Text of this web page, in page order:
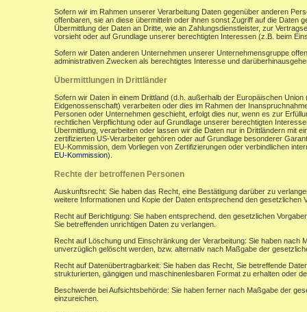
Sofern wir im Rahmen unserer Verarbeitung Daten gegenüber anderen
offenbaren, sie an diese übermitteln oder ihnen sonst Zugriff auf die Daten
Übermittlung der Daten an Dritte, wie an Zahlungsdienstleister, zur
vorsieht oder auf Grundlage unserer berechtigten Interessen (z.B. beim
Sofern wir Daten anderen Unternehmen unserer Unternehmensgruppe
administrativen Zwecken als berechtigtes Interesse und
Übermittlungen in Drittländer
Sofern wir Daten in einem Drittland (d.h. außerhalb der Europäischen
Eidgenossenschaft) verarbeiten oder dies im Rahmen der
Personen oder Unternehmen geschieht, erfolgt dies nur, wenn es zur
rechtlichen Verpflichtung oder auf Grundlage unserer berechtigten
Übermittlung, verarbeiten oder lassen wir die Daten nur in Drittländern mit
zertifizierten US-Verarbeiter gehören oder auf Grundlage besonderer
EU-Kommission, dem Vorliegen von Zertifizierungen oder verbindlichen
EU-Kommission).
Rechte der betroffenen Personen
Auskunftsrecht: Sie haben das Recht, eine Bestätigung darüber zu
weitere Informationen und Kopie der Daten entsprechend den gesetzlichen
Recht auf Berichtigung: Sie haben entsprechend. den gesetzlichen
Sie betreffenden unrichtigen Daten zu verlangen.
Recht auf Löschung und Einschränkung der Verarbeitung: Sie haben
unverzüglich gelöscht werden, bzw. alternativ nach Maßgabe der
Recht auf Datenübertragbarkeit: Sie haben das Recht, Sie betreffende
strukturierten, gängigen und maschinenlesbaren Format zu erhalten oder
Beschwerde bei Aufsichtsbehörde: Sie haben ferner nach Maßgabe der
einzureichen.